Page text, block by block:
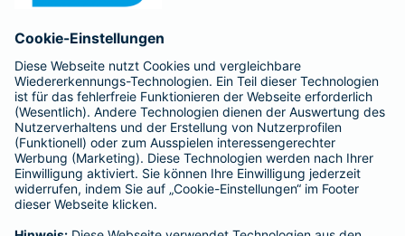
Barmenia ist Teil der BarmeniaGothaer
BELIEBTE SEITEN
Kranken-Zusatzversicherung
Tierversicherungen
Haftpflichtversicherung
Hausratversicherung